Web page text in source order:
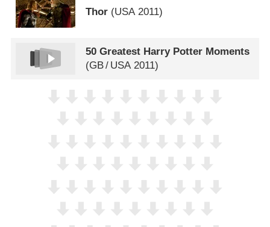
Thor (USA 2011)
50 Greatest Harry Potter Moments
(GB/ USA2011)